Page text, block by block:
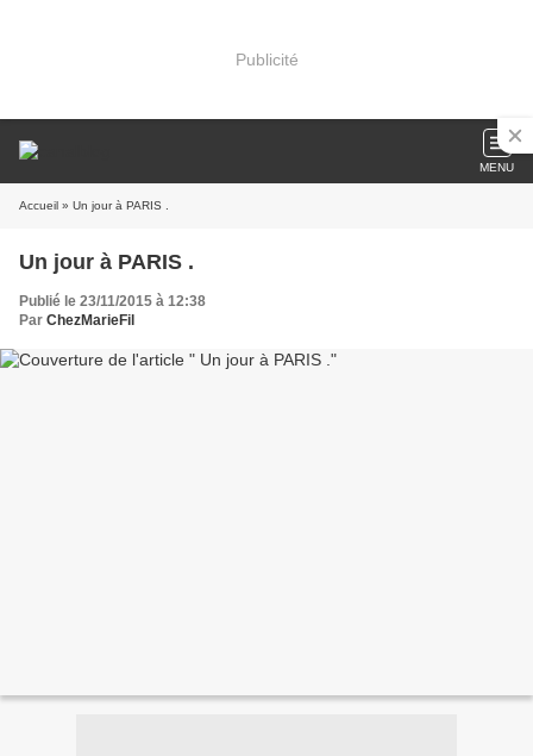
Publicité
MENU
Accueil » Un jour à PARIS .
Un jour à PARIS .
Publié le 23/11/2015 à 12:38
Par ChezMarieFil